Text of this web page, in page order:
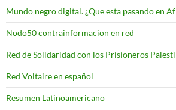
Mundo negro digital. ¿Que esta pasando en
Nodo50 contrainformacion en red
Red de Solidaridad con los Prisioneros
Red Voltaire en español
Resumen Latinoamericano